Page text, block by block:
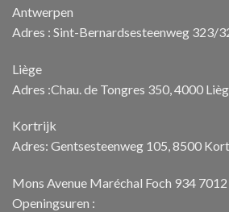
Antwerpen
Adres : Sint-Bernardsesteenweg 323/
Liège
Adres :Chau. de Tongres 350, 4000
Kortrijk
Adres: Gentsesteenweg 105, 8500
Mons Avenue Maréchal Foch 934
Openingsuren :